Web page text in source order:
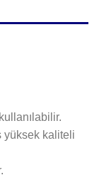
yüksek kaliteli